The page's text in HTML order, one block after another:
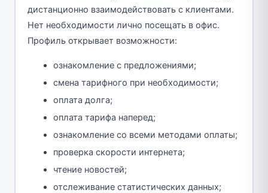
дистанционно взаимодействовать с клиентами.
Нет необходимости лично посещать в офис.
Профиль открывает возможности:
ознакомление с предложениями;
смена тарифного при необходимости;
оплата долга;
оплата тарифа наперед;
ознакомление со всеми методами оплаты;
проверка скорости интернета;
чтение новостей;
отслеживание статистических данных;